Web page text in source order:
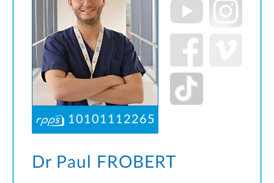
10101112265
Dr Paul FROBERT